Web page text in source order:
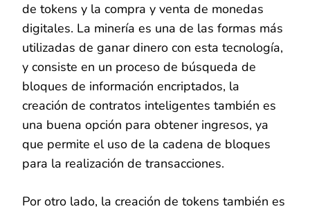
de tokens y la compra y venta de monedas
digitales. La minería es una de las formas más
utilizadas de ganar dinero con esta tecnología,
y consiste en un proceso de búsqueda de
bloques de información encriptados, la
creación de contratos inteligentes también es
una buena opción para obtener ingresos, ya
que permite el uso de la cadena de bloques
para la realización de transacciones.
Por otro lado, la creación de tokens también es